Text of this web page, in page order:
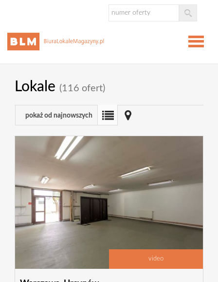
Oferta
Lokale (116 ofert)
pokaż od najnowszych
video